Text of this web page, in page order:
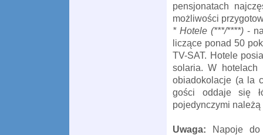
pensjonatach
możliwości
* Hotele (***/****) -
liczące ponad 50
TV-SAT. Hotele
solaria. W hotelach
obiadokolacje (a la
gości oddaje się
pojedynczymi
Uwaga: Napoje